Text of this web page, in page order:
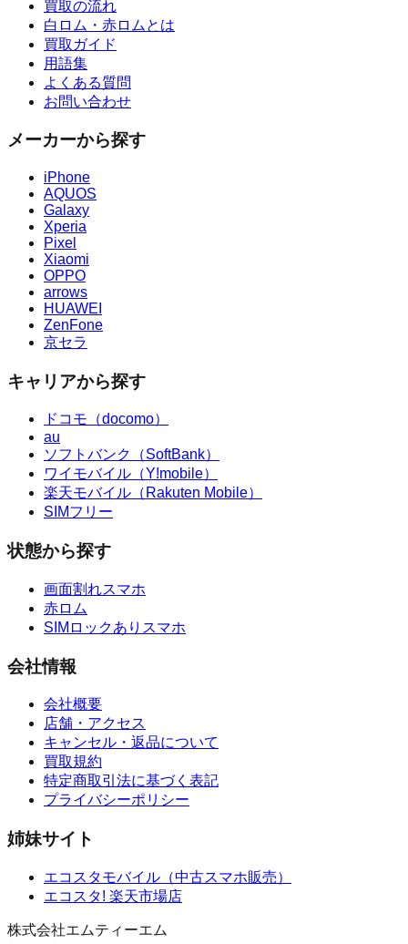
買取の流れ
白ロム・赤ロムとは
買取ガイド
用語集
よくある質問
お問い合わせ
メーカーから探す
iPhone
AQUOS
Galaxy
Xperia
Pixel
Xiaomi
OPPO
arrows
HUAWEI
ZenFone
京セラ
キャリアから探す
ドコモ（docomo）
au
ソフトバンク（SoftBank）
ワイモバイル（Y!mobile）
楽天モバイル（Rakuten Mobile）
SIMフリー
状態から探す
画面割れスマホ
赤ロム
SIMロックありスマホ
会社情報
会社概要
店舗・アクセス
キャンセル・返品について
買取規約
特定商取引法に基づく表記
プライバシーポリシー
姉妹サイト
エコスタモバイル （中古スマホ販売）
エコスタ! 楽天市場店
株式会社エムティーエム